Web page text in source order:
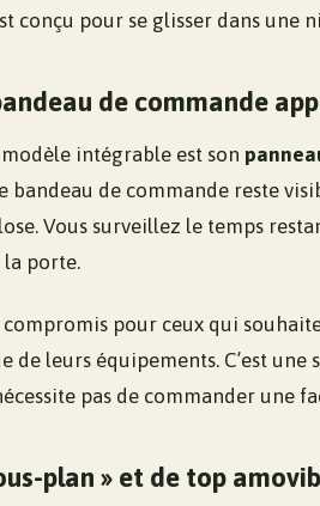
conçu pour se glisser dans une
de commande
intégrable est son
bandeau de commande reste
Vous surveillez le temps
la porte.
pour ceux qui
de leurs équipements. C’est
pas de commander une
plan » et de top